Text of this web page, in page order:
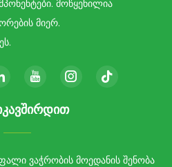
მოწყენილია
მიერ.
ვაჭრობის მოედანის შენობა